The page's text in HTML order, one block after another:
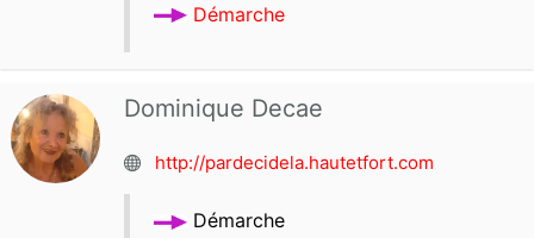
Démarche
Dominique Decae
http://pardecidela.hautetfort.com
Démarche